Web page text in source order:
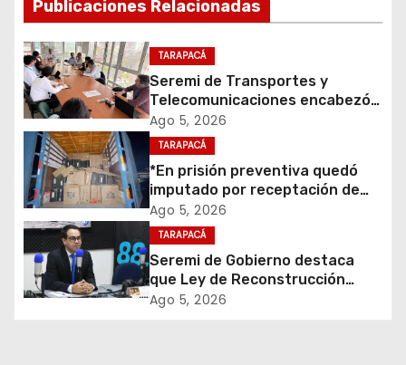
i
ó
n
d
e
e
n
t
Publicaciones Relacionadas
TARAPACÁ
Seremi de Transportes y
Telecomunicaciones encabezó
primera mesa de coordinación
para el retiro de cables en
desuso en Iquique
Ago 5, 2026
TARAPACÁ
*En prisión preventiva quedó
imputado por receptación de
cigarrillos avaluados en $1.600
millones*
Ago 5, 2026
TARAPACÁ
Seremi de Gobierno destaca
que Ley de Reconstrucción
Nacional impulsará la inversión
Ago 5, 2026